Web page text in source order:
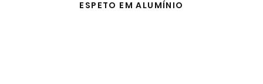
ESPETO EM ALUMÍNIO